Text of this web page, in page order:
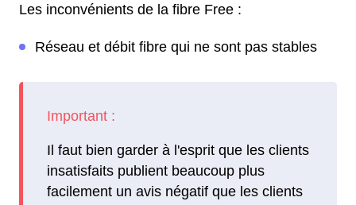
Les inconvénients de la fibre Free :
Réseau et débit fibre qui ne sont pas stables
Il faut bien garder à l'esprit que les clients
insatisfaits publient beaucoup plus
facilement un avis négatif que les clients